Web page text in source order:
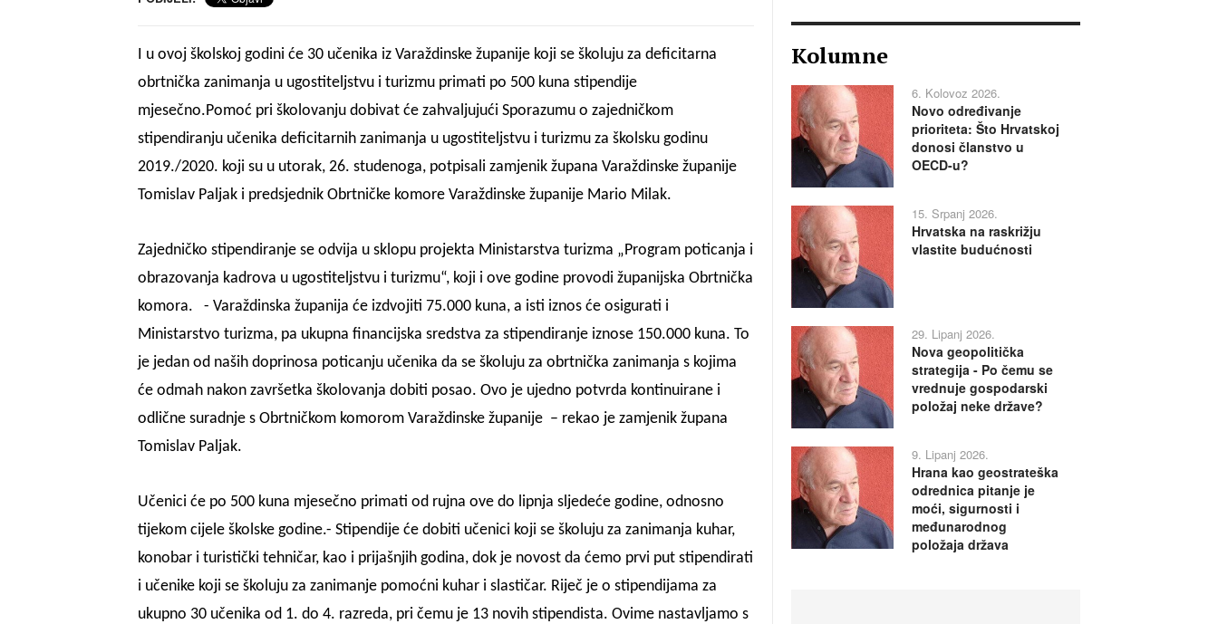
I u ovoj školskoj godini će 30 učenika iz Varaždinske županije koji se školuju za deficitarna
obrtnička zanimanja u ugostiteljstvu i turizmu primati po 500 kuna stipendije
mjesečno.Pomoć pri školovanju dobivat će zahvaljujući Sporazumu o zajedničkom
stipendiranju učenika deficitarnih zanimanja u ugostiteljstvu i turizmu za školsku godinu
2019./2020. koji su u utorak, 26. studenoga, potpisali zamjenik župana Varaždinske županije
Tomislav Paljak i predsjednik Obrtničke komore Varaždinske županije Mario Milak.
Zajedničko stipendiranje se odvija u sklopu projekta Ministarstva turizma „Program poticanja i
obrazovanja kadrova u ugostiteljstvu i turizmu“, koji i ove godine provodi županijska Obrtnička
komora. - Varaždinska županija će izdvojiti 75.000 kuna, a isti iznos će osigurati i
Ministarstvo turizma, pa ukupna financijska sredstva za stipendiranje iznose 150.000 kuna. To
je jedan od naših doprinosa poticanju učenika da se školuju za obrtnička zanimanja s kojima
će odmah nakon završetka školovanja dobiti posao. Ovo je ujedno potvrda kontinuirane i
odlične suradnje s Obrtničkom komorom Varaždinske županije – rekao je zamjenik župana
Tomislav Paljak.
Učenici će po 500 kuna mjesečno primati od rujna ove do lipnja sljedeće godine, odnosno
tijekom cijele školske godine.- Stipendije će dobiti učenici koji se školuju za zanimanja kuhar,
konobar i turistički tehničar, kao i prijašnjih godina, dok je novost da ćemo prvi put stipendirati
i učenike koji se školuju za zanimanje pomoćni kuhar i slastičar. Riječ je o stipendijama za
ukupno 30 učenika od 1. do 4. razreda, pri čemu je 13 novih stipendista. Ovime nastavljamo s
Kolumne
6. Kolovoz 2026.
Novo određivanje
prioriteta: Što Hrvatskoj
donosi članstvo u
OECD-u?
15. Srpanj 2026.
Hrvatska na raskrižju
vlastite budućnosti
29. Lipanj 2026.
Nova geopolitička
strategija - Po čemu se
vrednuje gospodarski
položaj neke države?
9. Lipanj 2026.
Hrana kao geostrateška
odrednica pitanje je
moći, sigurnosti i
međunarodnog
položaja država